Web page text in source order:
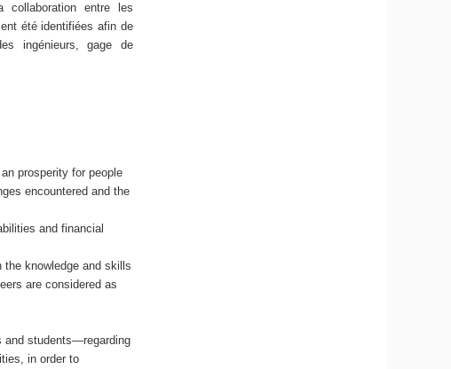
collaboration entre les
été identifiées afin de
ingénieurs, gage de
prosperity for people
encountered and the
and financial
the knowledge and skills
are considered as
and students—regarding
in order to